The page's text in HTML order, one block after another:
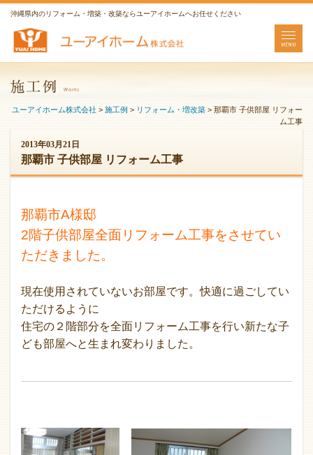
沖縄県内のリフォーム・増築・改築ならユーアイホームへお任せください
ユーアイホーム株式会社 > 施工例 > リフォーム・増改築 > 那覇市 子供部屋 リフォー
ム工事
2013年03月21日
那覇市 子供部屋 リフォーム工事
那覇市A様邸
2階子供部屋全面リフォーム工事をさせてい
ただきました。
現在使用されていないお部屋です。快適に過ごしてい
ただけるように
住宅の２階部分を全面リフォーム工事を行い新たな子
ども部屋へと生まれ変わりました。